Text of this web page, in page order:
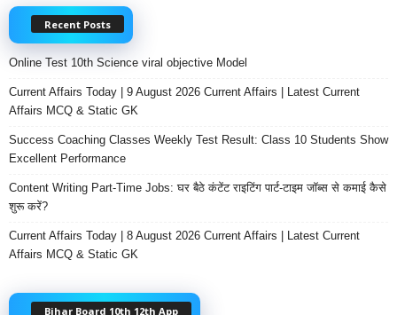
Recent Posts
Online Test 10th Science viral objective Model
Current Affairs Today | 9 August 2026 Current Affairs | Latest Current
Affairs MCQ & Static GK
Success Coaching Classes Weekly Test Result: Class 10 Students Show
Excellent Performance
Content Writing Part-Time Jobs: घर बैठे कंटेंट राइटिंग पार्ट-टाइम जॉब्स से कमाई कैसे
शुरू करें?
Current Affairs Today | 8 August 2026 Current Affairs | Latest Current
Affairs MCQ & Static GK
Bihar Board 10th 12th App